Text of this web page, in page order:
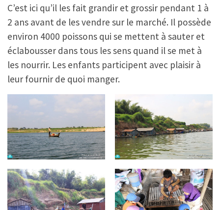
C’est ici qu’il les fait grandir et grossir pendant 1 à
2 ans avant de les vendre sur le marché. Il possède
environ 4000 poissons qui se mettent à sauter et
éclabousser dans tous les sens quand il se met à
les nourrir. Les enfants participent avec plaisir à
leur fournir de quoi manger.